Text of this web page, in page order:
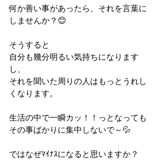
何か善い事があったら、それを言葉に
しませんか？😊
そうすると
自分も幾分明るい気持ちになります
し、
それを聞いた周りの人はもっとうれし
くなります。
生活の中で一瞬カッ！！っとなっても
その事ばかりに集中しないで～💦
ではなぜﾏｲﾅｽになると思いますか？